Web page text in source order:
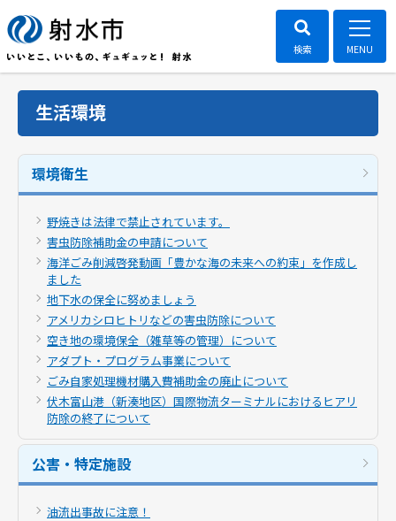
生活環境
環境衛生
野焼きは法律で禁止されています。
害虫防除補助金の申請について
海洋ごみ削減啓発動画「豊かな海の未来への約束」を作成し
ました
地下水の保全に努めましょう
アメリカシロヒトリなどの害虫防除について
空き地の環境保全（雑草等の管理）について
アダプト・プログラム事業について
ごみ自家処理機材購入費補助金の廃止について
伏木富山港（新湊地区）国際物流ターミナルにおけるヒアリ
防除の終了について
公害・特定施設
油流出事故に注意！